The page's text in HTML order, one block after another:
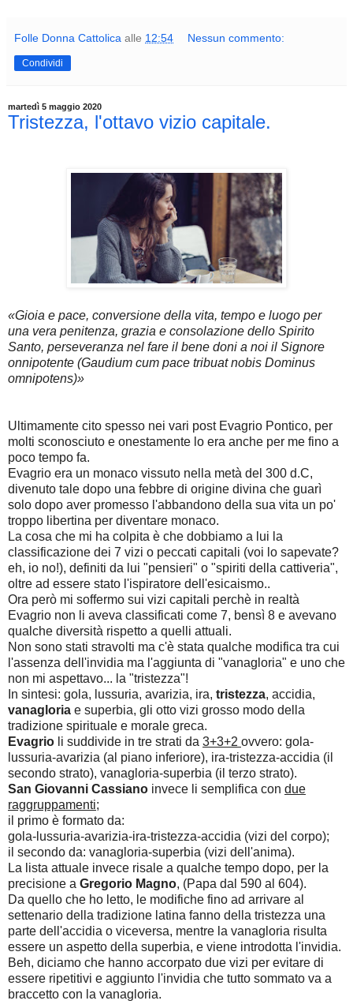
Folle Donna Cattolica alle 12:54 Nessun commento:
Condividi
martedì 5 maggio 2020
Tristezza, l'ottavo vizio capitale.
«Gioia e pace, conversione della vita, tempo e luogo per
una vera penitenza, grazia e consolazione dello Spirito
Santo, perseveranza nel fare il bene doni a noi il Signore
onnipotente (Gaudium cum pace tribuat nobis Dominus
omnipotens)»
Ultimamente cito spesso nei vari post Evagrio Pontico, per
molti sconosciuto e onestamente lo era anche per me fino a
poco tempo fa.
Evagrio era un monaco vissuto nella metà del 300 d.C,
divenuto tale dopo una febbre di origine divina che guarì
solo dopo aver promesso l'abbandono della sua vita un po'
troppo libertina per diventare monaco.
La cosa che mi ha colpita è che dobbiamo a lui la
classificazione dei 7 vizi o peccati capitali (voi lo sapevate?
eh, io no!), definiti da lui "pensieri" o "spiriti della cattiveria",
oltre ad essere stato l'ispiratore dell'esicaismo..
Ora però mi soffermo sui vizi capitali perchè in realtà
Evagrio non li aveva classificati come 7, bensì 8 e avevano
qualche diversità rispetto a quelli attuali.
Non sono stati stravolti ma c'è stata qualche modifica tra cui
l'assenza dell'invidia ma l'aggiunta di "vanagloria" e uno che
non mi aspettavo... la "tristezza"!
In sintesi: gola, lussuria, avarizia, ira, tristezza, accidia,
vanagloria e superbia, gli otto vizi grosso modo della
tradizione spirituale e morale greca.
Evagrio li suddivide in tre strati da 3+3+2 ovvero: gola-
lussuria-avarizia (al piano inferiore), ira-tristezza-accidia (il
secondo strato), vanagloria-superbia (il terzo strato).
San Giovanni Cassiano invece li semplifica con due
raggruppamenti;
il primo è formato da:
gola-lussuria-avarizia-ira-tristezza-accidia (vizi del corpo);
il secondo da: vanagloria-superbia (vizi dell'anima).
La lista attuale invece risale a qualche tempo dopo, per la
precisione a Gregorio Magno, (Papa dal 590 al 604).
Da quello che ho letto, le modifiche fino ad arrivare al
settenario della tradizione latina fanno della tristezza una
parte dell'accidia o viceversa, mentre la vanagloria risulta
essere un aspetto della superbia, e viene introdotta l'invidia.
Beh, diciamo che hanno accorpato due vizi per evitare di
essere ripetitivi e aggiunto l'invidia che tutto sommato va a
braccetto con la vanagloria.